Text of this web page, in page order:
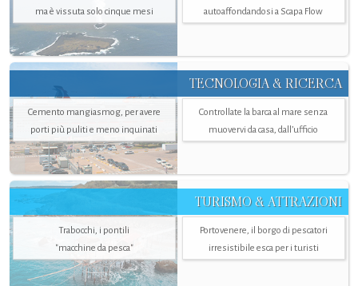
ma è vissuta solo cinque mesi
autoaffondandosi a Scapa Flow
TECNOLOGIA & RICERCA
Cemento mangiasmog, per avere
porti più puliti e meno inquinati
Controllate la barca al mare senza
muovervi da casa, dall’ufficio
TURISMO & ATTRAZIONI
Trabocchi, i pontili
"macchine da pesca"
Portovenere, il borgo di pescatori
irresistibile esca per i turisti